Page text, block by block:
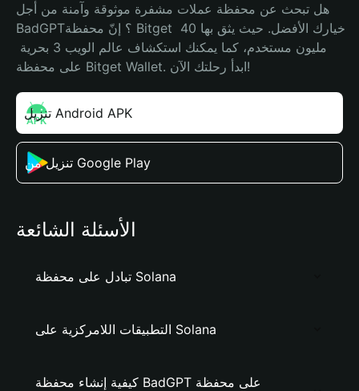
هل تبحث عن محفظة عملات مشفرة موثوقة وآمنة من أجل
BadGPT؟ إنّ محفظة Bitget خيارك الأفضل. حيث يثق بها 40
على محفظة Bitget Wallet. ابدأ رحلتك الآن!
تنزيل Android APK
تنزيل من Google Play
الأسئلة الشائعة
تبادل على محفظة Solana
التطبيقات اللامركزية على Solana
كيفية إنشاء محفظة BadGPT على محفظة